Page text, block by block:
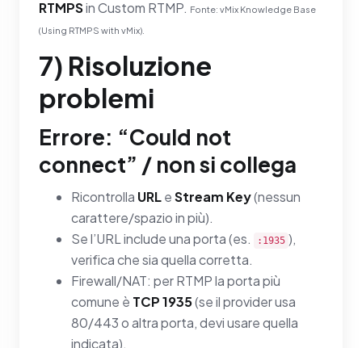
RTMPSin Custom RTMP. Fonte: vMix Knowledge Base
(Using RTMPS with vMix).
7) Risoluzione
problemi
Errore: “Could not
connect” / non si collega
Ricontrolla URLeStream Key(nessun
carattere/spazio in più).
Se l’URL include una porta (es.
:1935 ),
verifica che sia quella corretta.
Firewall/NAT: per RTMP la porta più
comune è TCP 1935(se il provider usa
80/443 o altra porta, devi usare quella
indicata).